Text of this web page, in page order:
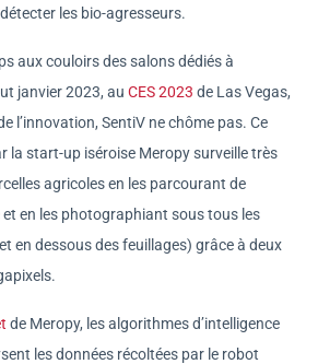
les bio-agresseurs.
aux couloirs des salons dédiés à
janvier 2023, au CES 2023 de Las Vegas,
l’innovation, SentiV ne chôme pas. Ce
la start-up iséroise Meropy surveille très
agricoles en les parcourant de
en les photographiant sous tous les
en dessous des feuillages) grâce à deux
de Meropy, les algorithmes d’intelligence
les données récoltées par le robot